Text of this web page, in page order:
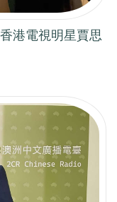
港電視明星賈思